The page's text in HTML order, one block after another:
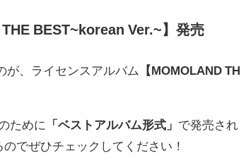
BEST~korean Ver.~】発売
が、ライセンスアルバム
【MOMOLAND
ために 「ベストアルバム形式」 で発売され
でぜひチェックしてください！